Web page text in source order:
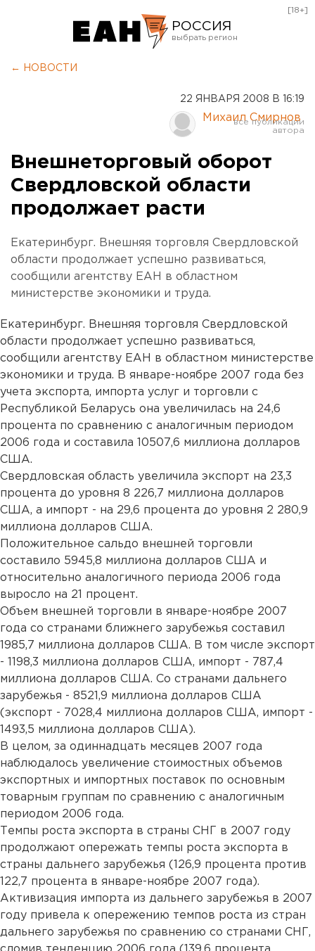
РОССИЯ
Курган
Оренбург
[18+]
← НОВОСТИ
22 ЯНВАРЯ 2008 В 16:19
Михаил Смирнов
Внешнеторговый оборот
Свердловской области
продолжает расти
Екатеринбург. Внешняя торговля Свердловской
области продолжает успешно развиваться,
сообщили агентству ЕАН в областном
министерстве экономики и труда.
Екатеринбург. Внешняя торговля Свердловской
области продолжает успешно развиваться,
сообщили агентству ЕАН в областном министерстве
экономики и труда. В январе-ноябре 2007 года без
учета экспорта, импорта услуг и торговли с
Республикой Беларусь она увеличилась на 24,6
процента по сравнению с аналогичным периодом
2006 года и составила 10507,6 миллиона долларов
США.
Свердловская область увеличила экспорт на 23,3
процента до уровня 8 226,7 миллиона долларов
США, а импорт - на 29,6 процента до уровня 2 280,9
миллиона долларов США.
Положительное сальдо внешней торговли
составило 5945,8 миллиона долларов США и
относительно аналогичного периода 2006 года
выросло на 21 процент.
Объем внешней торговли в январе-ноябре 2007
года со странами ближнего зарубежья составил
1985,7 миллиона долларов США. В том числе экспорт
- 1198,3 миллиона долларов США, импорт - 787,4
миллиона долларов США. Со странами дальнего
зарубежья - 8521,9 миллиона долларов США
(экспорт - 7028,4 миллиона долларов США, импорт -
1493,5 миллиона долларов США).
В целом, за одиннадцать месяцев 2007 года
наблюдалось увеличение стоимостных объемов
экспортных и импортных поставок по основным
товарным группам по сравнению с аналогичным
периодом 2006 года.
Темпы роста экспорта в страны СНГ в 2007 году
продолжают опережать темпы роста экспорта в
страны дальнего зарубежья (126,9 процента против
122,7 процента в январе-ноябре 2007 года).
Активизация импорта из дальнего зарубежья в 2007
году привела к опережению темпов роста из стран
дальнего зарубежья по сравнению со странами СНГ,